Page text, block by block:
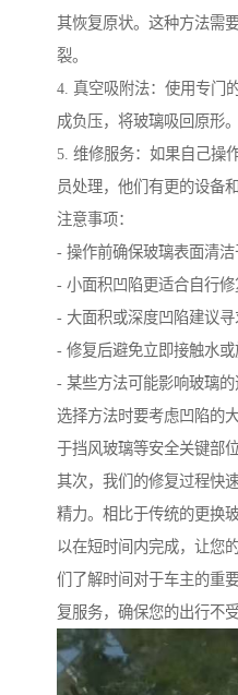
其恢复原状。这种方法需
裂。
4. 真空吸附法：使用专门
成负压，将玻璃吸回原形
5. 维修服务：如果自己操
员处理，他们有更的设备和
注意事项：
- 操作前确保玻璃表面清洁
- 小面积凹陷更适合自行修
- 大面积或深度凹陷建议
- 修复后避免立即接触水或
- 某些方法可能影响玻璃
选择方法时要考虑凹陷的
于挡风玻璃等安全关键部
其次，我们的修复过程快
精力。相比于传统的更换
以在短时间内完成，让您
们了解时间对于车主的重
复服务，确保您的出行不受